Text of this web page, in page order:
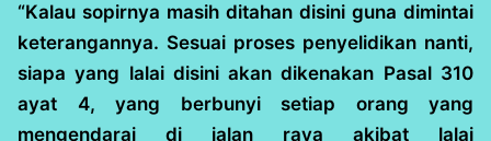
“Kalau sopirnya masih ditahan disini guna dimintai
keterangannya. Sesuai proses penyelidikan nanti,
siapa yang lalai disini akan dikenakan Pasal 310
ayat 4, yang berbunyi setiap orang yang
mengendarai di jalan raya akibat lalai